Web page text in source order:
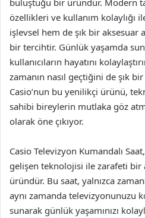
özellikleri ve kullanım kolaylığı
işlevsel hem de şık bir
bir tercihtir. Günlük yaşamda
kullanıcıların hayatını
zamanın nasıl geçtiğini de şık
Casio’nun bu yenilikçi ürünü,
sahibi bireylerin mutlaka göz
olarak öne çıkıyor.
Casio Televizyon Kumandalı
gelişen teknolojisi ile zarafeti bir
üründür. Bu saat, yalnızca
aynı zamanda televizyonunuzu
sunarak günlük yaşamınızı